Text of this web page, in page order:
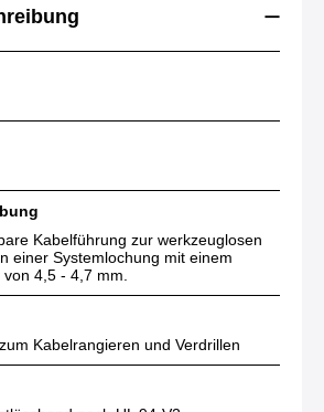
Kabelführung zur werkzeuglosen
einer Systemlochung mit einem
4,5 - 4,7 mm.
Kabelrangieren und Verdrillen